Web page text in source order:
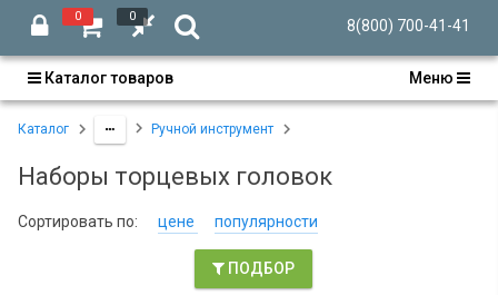
0 0
8(800) 700-41-41
Каталог товаров Меню
Каталог Ручной инструмент
Наборы торцевых головок
Сортировать по: цене популярности
ПОДБОР